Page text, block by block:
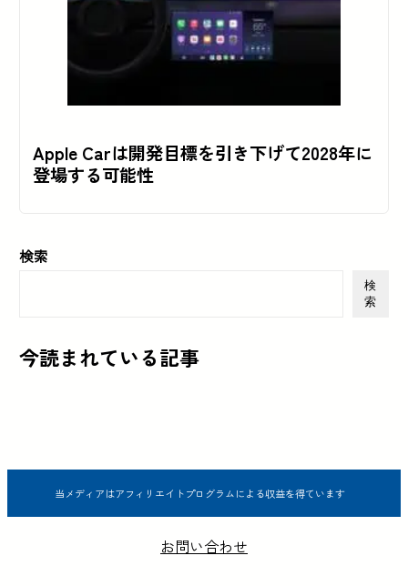
Apple Carは開発目標を引き下げて2028年に
登場する可能性
検索
検
索
今読まれている記事
当メディアはアフィリエイトプログラムによる収益を得ています
お問い合わせ